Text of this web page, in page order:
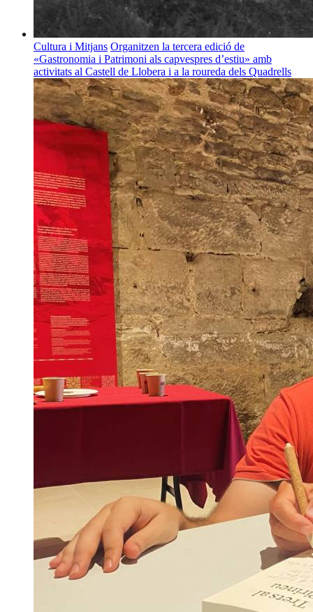
Cultura i Mitjans Organitzen la tercera edició de
«Gastronomia i Patrimoni als capvespres d’estiu» amb
activitats al Castell de Llobera i a la roureda dels Quadrells